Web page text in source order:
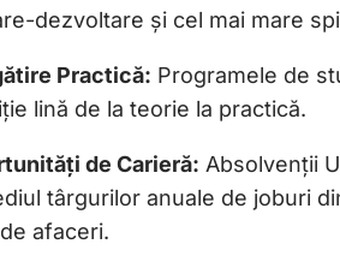
dezvoltare și cel mai mare
Practică: Programele de
lină de la teorie la practică.
de Carieră: Absolvenții
târgurilor anuale de joburi
afaceri.